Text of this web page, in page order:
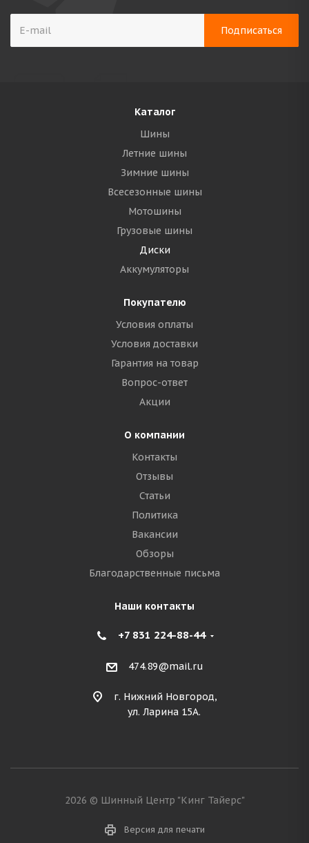
Каталог
Шины
Летние шины
Зимние шины
Всесезонные шины
Мотошины
Грузовые шины
Диски
Аккумуляторы
Покупателю
Условия оплаты
Условия доставки
Гарантия на товар
Вопрос-ответ
Акции
О компании
Контакты
Отзывы
Статьи
Политика
Вакансии
Обзоры
Благодарственные письма
Наши контакты
+7 831 224-88-44
474.89@mail.ru
г. Нижний Новгород,
ул. Ларина 15А.
2026 © Шинный Центр "Кинг Тайерс"
Версия для печати